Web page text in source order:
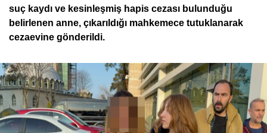
suç kaydı ve kesinleşmiş hapis cezası bulunduğu
belirlenen anne, çıkarıldığı mahkemece tutuklanarak
cezaevine gönderildi.